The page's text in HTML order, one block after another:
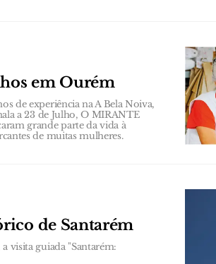
em Ourém
de experiência na A Bela Noiva,
a 23 de Julho, O MIRANTE
grande parte da vida à
de muitas mulheres.
de Santarém
visita guiada "Santarém: